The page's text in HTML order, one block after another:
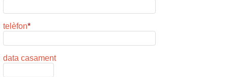
telèfon*
data casament